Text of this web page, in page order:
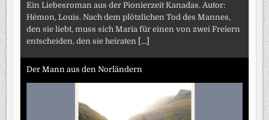
Ein Liebesroman aus der Pionierzeit Kanadas. Autor:
Hémon, Louis. Nach dem plötzlichen Tod des Mannes,
den sie liebt, muss sich Maria für einen von zwei Freiern
entscheiden, den sie heiraten [...]
Der Mann aus den Norländern